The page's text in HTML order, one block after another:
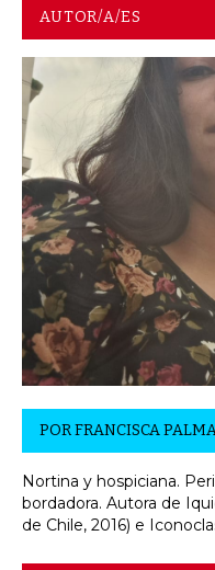
AUTOR/A/ES
PORFRANCISCA
Nortina y hospiciana.
bordadora. Autora de
de Chile, 2016) e